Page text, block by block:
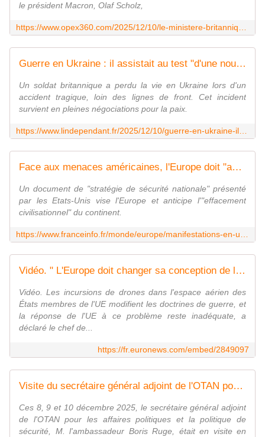
le président Macron, Olaf Scholz,
Guerre en Ukraine : il assistait au test "d'une nouvelle capacité défensive" ukrainienne... Un soldat britannique victime d'un tragique accident
Un soldat britannique a perdu la vie en Ukraine lors d'un
accident tragique, loin des lignes de front. Cet incident
survient en pleines négociations pour la paix.
Face aux menaces américaines, l'Europe doit "accélérer" vers "l'autonomie stratégique", estime le ministre des Affaires étrangères
Un document de "stratégie de sécurité nationale" présenté
par les Etats-Unis vise l'Europe et anticipe l'"effacement
civilisationnel" du continent.
Vidéo. " L'Europe doit changer sa conception de la guerre moderne ", déclare le chef de la défense de l'UE
Vidéo. Les incursions de drones dans l'espace aérien des
États membres de l'UE modifient les doctrines de guerre, et
la réponse de l'UE à ce problème reste inadéquate, a
déclaré le chef de...
https://fr.euronews.com/embed/2849097
Visite du secrétaire général adjoint de l'OTAN pour les affaires politiques et la politique de sécurité en République de Moldova
Ces 8, 9 et 10 décembre 2025, le secrétaire général adjoint
de l'OTAN pour les affaires politiques et la politique de
sécurité, M. l'ambassadeur Boris Ruge, était en visite en